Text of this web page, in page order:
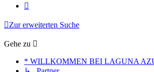
Zur erweiterten Suche
Gehe zu
* WILLKOMMEN BEI LAGUNA